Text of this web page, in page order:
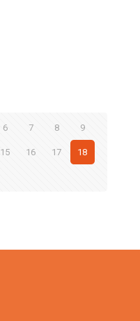
6 7 8 9
15 16 17 18